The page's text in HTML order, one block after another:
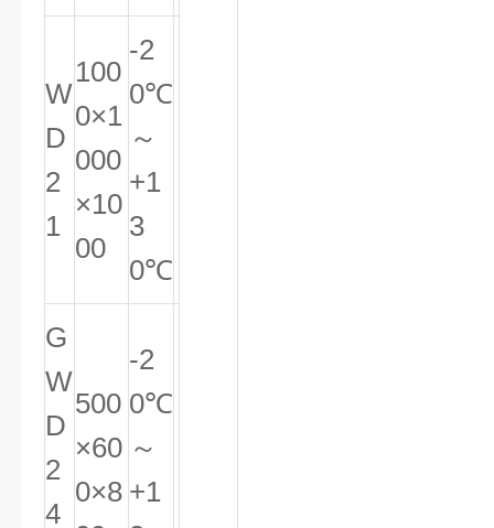
W
D
2
1
100
0×1
000
×10
00
-2
0℃
～
+1
3
0℃
G
W
D
2
4
500
×60
0×8
-2
0℃
～
+1